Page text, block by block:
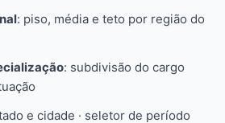
: piso, média e teto por região do
: subdivisão do cargo
e cidade · seletor de período